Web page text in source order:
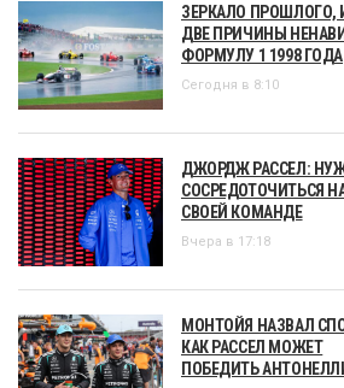
ЗЕРКАЛО ПРОШЛОГО,
ДВЕ ПРИЧИНЫ
ФОРМУЛУ 1 1998 ГОДА
Сегодня в 8:10
ДЖОРДЖ РАССЕЛ:
СОСРЕДОТОЧИТЬСЯ
СВОЕЙ КОМАНДЕ
Вчера в 17:18
МОНТОЙЯ НАЗВАЛ
КАК РАССЕЛ МОЖЕТ
ПОБЕДИТЬ